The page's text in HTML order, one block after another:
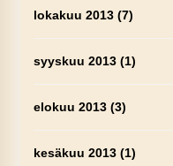
lokakuu 2013(7)
syyskuu 2013(1)
elokuu 2013(3)
kesäkuu 2013(1)